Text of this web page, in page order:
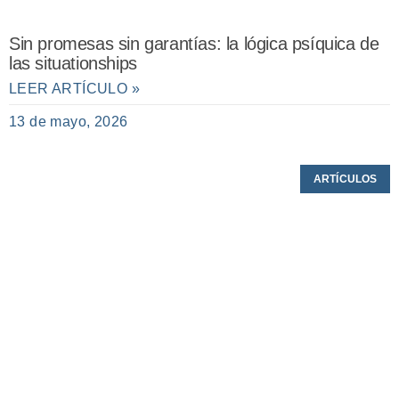
Sin promesas sin garantías: la lógica psíquica de
las situationships
LEER ARTÍCULO »
13 de mayo, 2026
ARTÍCULOS